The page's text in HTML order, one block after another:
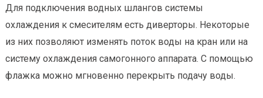
Для подключения водных шлангов системы
охлаждения к смесителям есть диверторы. Некоторые
из них позволяют изменять поток воды на кран или на
систему охлаждения самогонного аппарата. С помощью
флажка можно мгновенно перекрыть подачу воды.